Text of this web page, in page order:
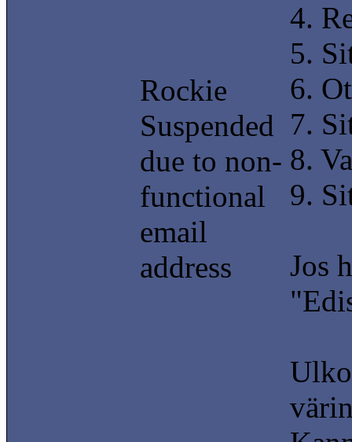
Rockie
Suspended
due to non-
functional
email
address
4.
5.
6.
7.
8.
9.
Jos